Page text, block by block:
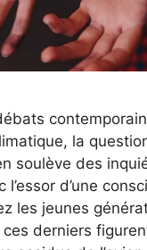
la
soulève des
l’essor d’une
les jeunes
derniers